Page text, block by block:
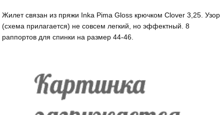
Жилет связан из пряжи Inka Pima Gloss крючком Clover 3,25. Узор
(схема прилагается) не совсем легкий, но эффектный. 8
раппортов для спинки на размер 44-46.